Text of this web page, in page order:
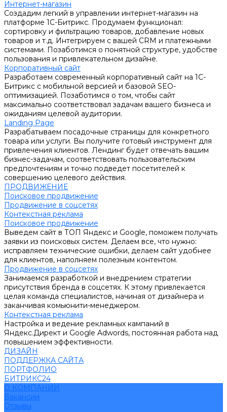
Интернет-магазин
Создадим легкий в управлении интернет-магазин на
платформе 1С-Битрикс. Продумаем функционал:
сортировку и фильтрацию товаров, добавление новых
товаров и т.д. Интегрируем с вашей CRM и платежными
системами. Позаботимся о понятной структуре, удобстве
пользования и привлекательном дизайне.
Корпоративный сайт
Разработаем современный корпоративный сайт на 1С-
Битрикс с мобильной версией и базовой SEO-
оптимизацией. Позаботимся о том, чтобы сайт
максимально соответствовал задачам вашего бизнеса и
ожиданиям целевой аудитории.
Landing Page
Разрабатываем посадочные страницы для конкретного
товара или услуги. Вы получите готовый инструмент для
привлечения клиентов. Лендинг будет отвечать вашим
бизнес-задачам, соответствовать пользовательским
предпочтениям и точно подведет посетителей к
совершению целевого действия.
ПРОДВИЖЕНИЕ
Поисковое продвижение
Продвижение в соцсетях
Контекстная реклама
Поисковое продвижение
Выведем сайт в ТОП Яндекс и Google, поможем получать
заявки из поисковых систем. Делаем все, что нужно:
исправляем технические ошибки, делаем сайт удобнее
для клиентов, наполняем полезным контентом.
Продвижение в соцсетях
Занимаемся разработкой и внедрением стратегии
присутствия бренда в соцсетях. К этому привлекается
целая команда специалистов, начиная от дизайнера и
заканчивая комьюнити-менеджером.
Контекстная реклама
Настройка и ведение рекламных кампаний в
Яндекс.Директ и Google Adwords, постоянная работа над
повышением эффективности.
ДИЗАЙН
ПОДДЕРЖКА САЙТА
ПОРТФОЛИО
БИТРИКС24
О КОМПАНИИ
Вакансии
Отзывы